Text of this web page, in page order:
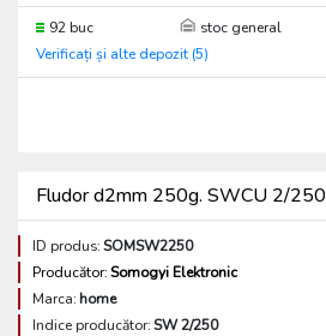
92 buc stoc general
Verificați și alte depozit (5)
Fludor d2mm 250g. SWCU 2/250
ID produs:SOMSW2250
Producător:Somogyi Elektronic
Marca:home
Indice producător:SW 2/250